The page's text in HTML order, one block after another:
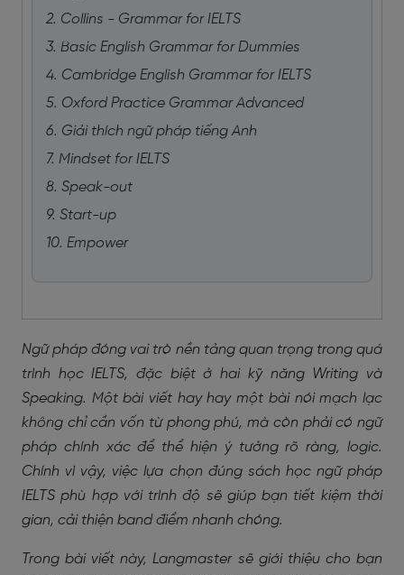
2. Collins - Grammar for IELTS
3. Basic English Grammar for Dummies
4. Cambridge English Grammar for IELTS
5. Oxford Practice Grammar Advanced
6. Giải thích ngữ pháp tiếng Anh
7. Mindset for IELTS
8. Speak-out
9. Start-up
10. Empower
Ngữ pháp đóng vai trò nền tảng quan trọng trong quá
trình học IELTS, đặc biệt ở hai kỹ năng Writing và
Speaking. Một bài viết hay hay một bài nói mạch lạc
không chỉ cần vốn từ phong phú, mà còn phải có ngữ
pháp chính xác để thể hiện ý tưởng rõ ràng, logic.
Chính vì vậy, việc lựa chọn đúng sách học ngữ pháp
IELTS phù hợp với trình độ sẽ giúp bạn tiết kiệm thời
gian, cải thiện band điểm nhanh chóng.
Trong bài viết này, Langmaster sẽ giới thiệu cho bạn